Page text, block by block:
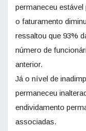
permaneceu
o faturamento
ressaltou que 93%
número de
anterior.
Já o nível de
permaneceu
endividamento
associadas.